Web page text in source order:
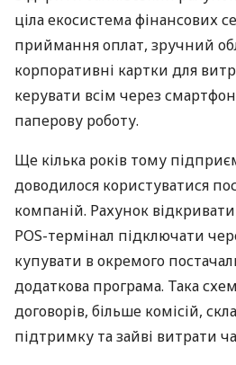
ціла екосистема фінансових
приймання оплат, зручний
корпоративні картки для
керувати всім через
паперову роботу.
Ще кілька років тому
доводилося користуватися
компаній. Рахунок
POS-термінал підключати
купувати в окремого
додаткова програма. Така
договорів, більше комісій,
підтримку та зайві витрати